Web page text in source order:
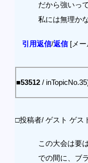
だから強いっ
私には無理か
引用返信/返信[メー
■53512 /
□投稿者/ ゲスト ゲス
この大会は要
での間に、ブ